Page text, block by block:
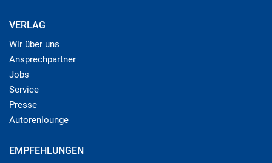
VERLAG
Wir über uns
Ansprechpartner
Jobs
Service
Presse
Autorenlounge
EMPFEHLUNGEN